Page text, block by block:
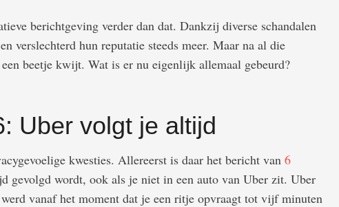
berichtgeving verder dan dat. Dankzij diverse schandalen
verslechterd hun reputatie steeds meer. Maar na al die
beetje kwijt. Wat is er nu eigenlijk allemaal gebeurd?
Uber volgt je altijd
kwesties. Allereerst is daar het bericht van 6
gevolgd wordt, ook als je niet in een auto van Uber zit. Uber
vanaf het moment dat je een ritje opvraagt tot vijf minuten